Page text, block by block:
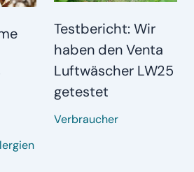
Testbericht: Wir
haben den Venta
Luftwäscher LW25
getestet
Verbraucher